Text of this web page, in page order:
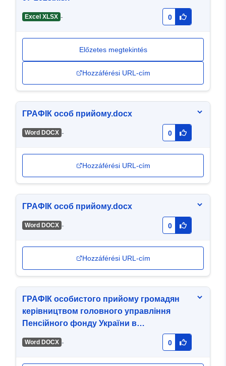
Excel XLSX - 0
Előzetes megtekintés
Hozzáférési URL-cím
ГРАФІК особ прийому.docx
Word DOCX - 0
Hozzáférési URL-cím
ГРАФІК особ прийому.docx
Word DOCX - 0
Hozzáférési URL-cím
ГРАФІК особистого прийому громадян
керівництвом головного управління
Пенсійного фонду України в
Word DOCX - 0